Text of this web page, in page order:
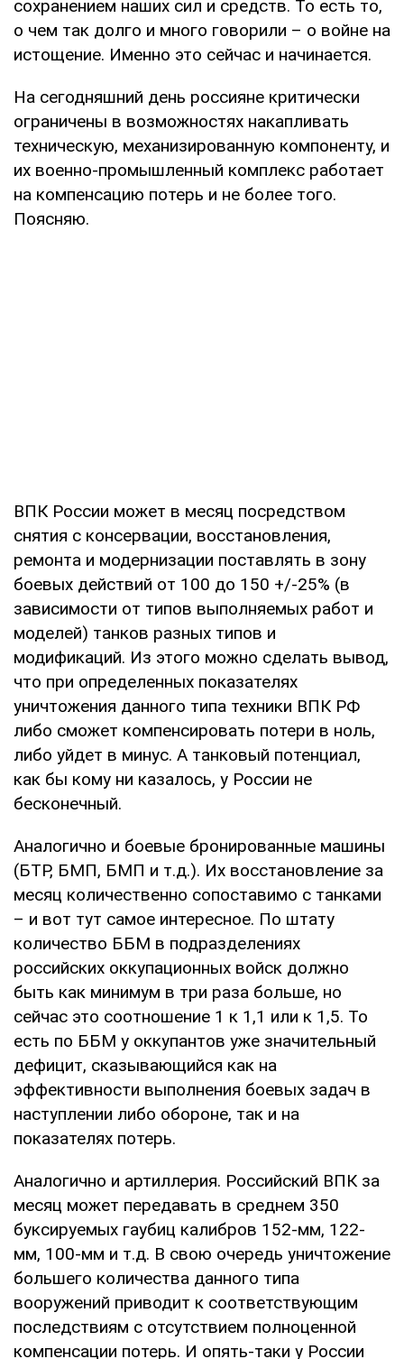
сохранением наших сил и средств. То есть то,
о чем так долго и много говорили – о войне на
истощение. Именно это сейчас и начинается.
На сегодняшний день россияне критически
ограничены в возможностях накапливать
техническую, механизированную компоненту, и
их военно-промышленный комплекс работает
на компенсацию потерь и не более того.
Поясняю.
ВПК России может в месяц посредством
снятия с консервации, восстановления,
ремонта и модернизации поставлять в зону
боевых действий от 100 до 150 +/-25% (в
зависимости от типов выполняемых работ и
моделей) танков разных типов и
модификаций. Из этого можно сделать вывод,
что при определенных показателях
уничтожения данного типа техники ВПК РФ
либо сможет компенсировать потери в ноль,
либо уйдет в минус. А танковый потенциал,
как бы кому ни казалось, у России не
бесконечный.
Аналогично и боевые бронированные машины
(БТР, БМП, БМП и т.д.). Их восстановление за
месяц количественно сопоставимо с танками
– и вот тут самое интересное. По штату
количество ББМ в подразделениях
российских оккупационных войск должно
быть как минимум в три раза больше, но
сейчас это соотношение 1 к 1,1 или к 1,5. То
есть по ББМ у оккупантов уже значительный
дефицит, сказывающийся как на
эффективности выполнения боевых задач в
наступлении либо обороне, так и на
показателях потерь.
Аналогично и артиллерия. Российский ВПК за
месяц может передавать в среднем 350
буксируемых гаубиц калибров 152-мм, 122-
мм, 100-мм и т.д. В свою очередь уничтожение
большего количества данного типа
вооружений приводит к соответствующим
последствиям с отсутствием полноценной
компенсации потерь. И опять-таки у России